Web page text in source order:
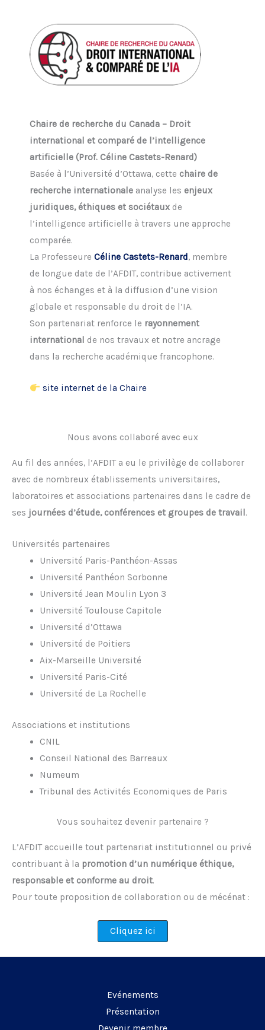
Chaire de recherche du Canada – Droit
international et comparé de l’intelligence
artificielle (Prof. Céline Castets-Renard)
Basée à l’Université d’Ottawa, cette chaire de
recherche internationale analyse les enjeux
juridiques, éthiques et sociétaux de
l’intelligence artificielle à travers une approche
comparée.
La Professeure Céline Castets-Renard , membre
de longue date de l’AFDIT, contribue activement
à nos échanges et à la diffusion d’une vision
globale et responsable du droit de l’IA.
Son partenariat renforce le rayonnement
international de nos travaux et notre ancrage
dans la recherche académique francophone.
site internet de la Chaire
Nous avons collaboré avec eux
Au fil des années, l’AFDIT a eu le privilège de collaborer
avec de nombreux établissements universitaires,
laboratoires et associations partenaires dans le cadre de
ses journées d’étude, conférences et groupes de travail.
Universités partenaires
Université Paris-Panthéon-Assas
Université Panthéon Sorbonne
Université Jean Moulin Lyon 3
Université Toulouse Capitole
Université d’Ottawa
Université de Poitiers
Aix-Marseille Université
Université Paris-Cité
Université de La Rochelle
Associations et institutions
CNIL
Conseil National des Barreaux
Numeum
Tribunal des Activités Economiques de Paris
Vous souhaitez devenir partenaire ?
L’AFDIT accueille tout partenariat institutionnel ou privé
contribuant à la promotion d’un numérique éthique,
responsable et conforme au droit.
Pour toute proposition de collaboration ou de mécénat :
Cliquez ici
Evénements
Présentation